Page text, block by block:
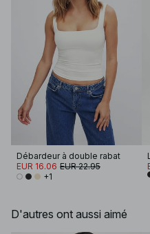
Débardeur à double rabat
EUR 16.06 EUR 22.95
+1
D'autres ont aussi aimé